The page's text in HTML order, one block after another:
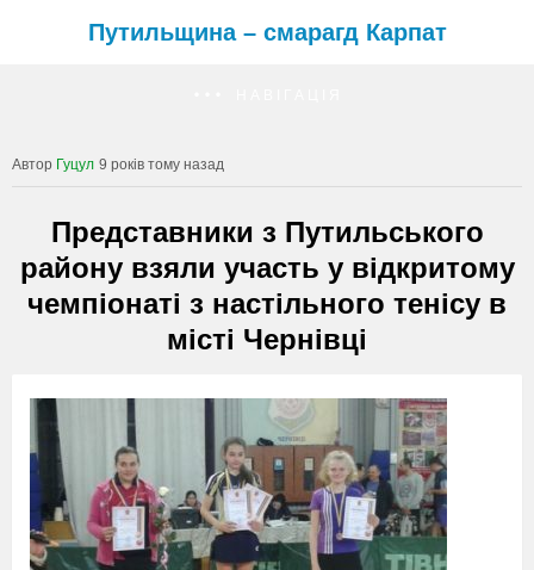
Путильщина – смарагд Карпат
Гуцул 9 років тому назад
Представники з Путильського
району взяли участь у відкритому
чемпіонаті з настільного тенісу в
місті Чернівці